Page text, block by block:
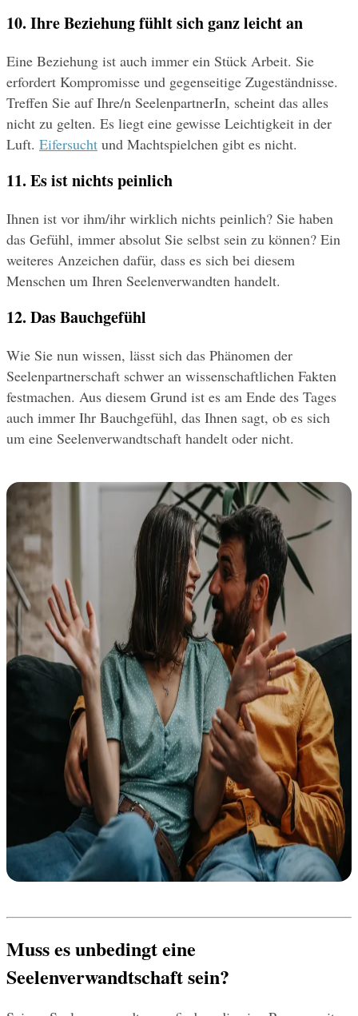
10. Ihre Beziehung fühlt sich ganz leicht an
Eine Beziehung ist auch immer ein Stück Arbeit. Sie
erfordert Kompromisse und gegenseitige Zugeständnisse.
Treffen Sie auf Ihre/n SeelenpartnerIn, scheint das alles
nicht zu gelten. Es liegt eine gewisse Leichtigkeit in der
Luft. Eifersucht und Machtspielchen gibt es nicht.
11. Es ist nichts peinlich
Ihnen ist vor ihm/ihr wirklich nichts peinlich? Sie haben
das Gefühl, immer absolut Sie selbst sein zu können? Ein
weiteres Anzeichen dafür, dass es sich bei diesem
Menschen um Ihren Seelenverwandten handelt.
12. Das Bauchgefühl
Wie Sie nun wissen, lässt sich das Phänomen der
Seelenpartnerschaft schwer an wissenschaftlichen Fakten
festmachen. Aus diesem Grund ist es am Ende des Tages
auch immer Ihr Bauchgefühl, das Ihnen sagt, ob es sich
um eine Seelenverwandtschaft handelt oder nicht.
Muss es unbedingt eine
Seelenverwandtschaft sein?